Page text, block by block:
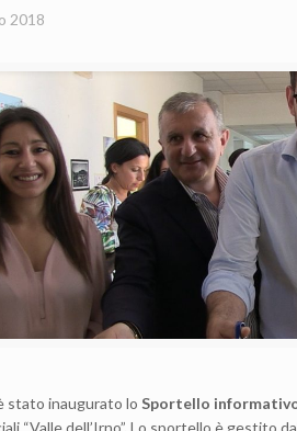
2018
stato inaugurato loSportello
“Valle dell’Irno”. Lo sportello è gestito